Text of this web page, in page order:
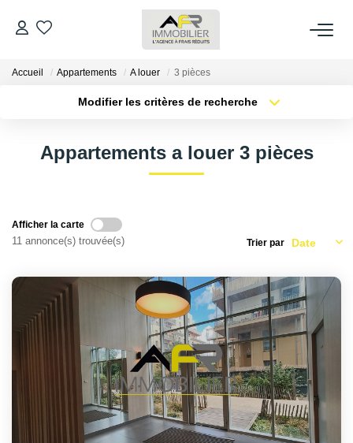
ACHETER
ESTIMER
Qui Sommes Nous
AFR IMMOBILIER Bezons
AFR IMMOBILIER Carrières-Sur-Seine
AFR IMMOBILIER Chatou - Location | Gestion | Syndic
AFR IMMOBILIER Chatou - Transaction
AFR IMMOBILIER Houilles
Accueil Appartements A louer 3 pièces
Modifier les critères de recherche
Sélectionnez...
Type de bien
Créer une alerte
Appartements a louer 3 pièces
Afficher la carte
11 annonce(s) trouvée(s) Trier par